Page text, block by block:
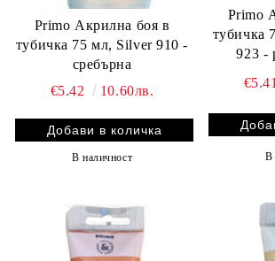
Primo Акрилна боя в
тубичка 75 мл, Silver 910 -
сребърна
€5.42
10.60лв.
В наличност
Primo
тубичка
923 -
€5.41
В